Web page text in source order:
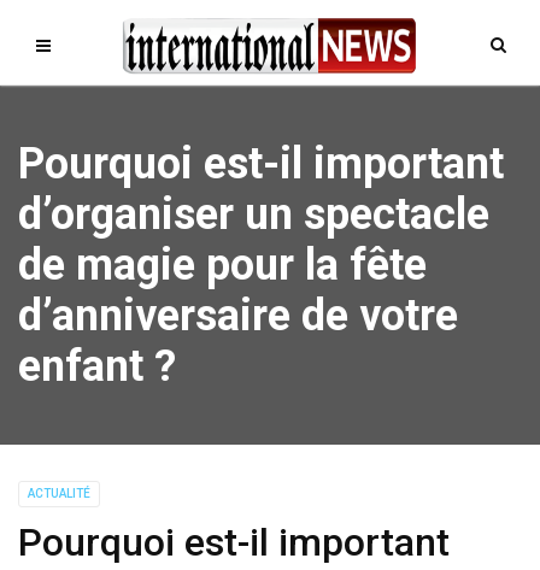
Pourquoi est-il important
d’organiser un spectacle
de magie pour la fête
d’anniversaire de votre
enfant ?
ACTUALITÉ
Pourquoi est-il important